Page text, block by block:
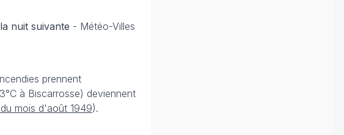
nuit suivante - Météo-Villes
prennent
à Biscarrosse) deviennent
mois d'août 1949).